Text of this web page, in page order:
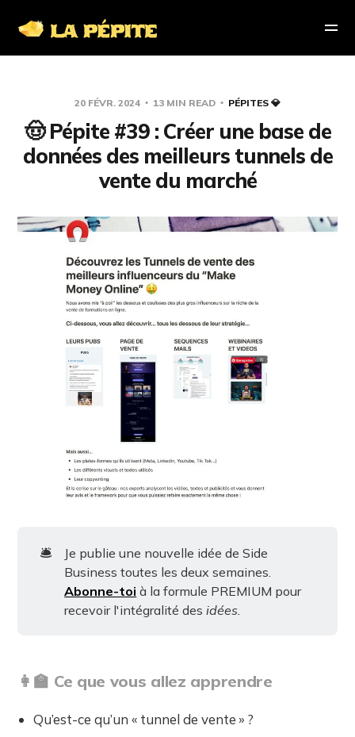
20 FÉVR. 2024 13 MIN READ PÉPITES 💎
🤠 Pépite #39 : Créer une base de
données des meilleurs tunnels de
vente du marché
🛎️
Je publie une nouvelle idée de Side
Business toutes les deux semaines.
Abonne-toi à la formule PREMIUM pour
recevoir l'intégralité desidées.
👩‍🏫 Ce que vous allez apprendre
Qu’est-ce qu’un « tunnel de vente » ?